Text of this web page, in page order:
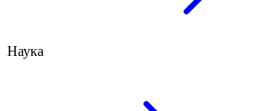
Наука